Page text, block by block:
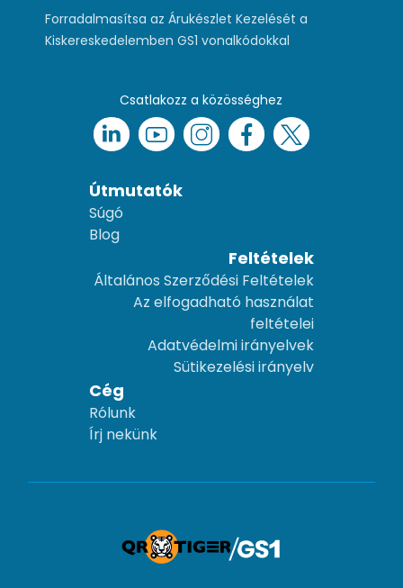
Forradalmasítsa az Árukészlet Kezelését a
Kiskereskedelemben GS1 vonalkódokkal
Csatlakozz a közösséghez
Útmutatók
Súgó
Blog
Feltételek
Általános Szerződési Feltételek
Az elfogadható használat
feltételei
Adatvédelmi irányelvek
Sütikezelési irányelv
Cég
Rólunk
Írj nekünk